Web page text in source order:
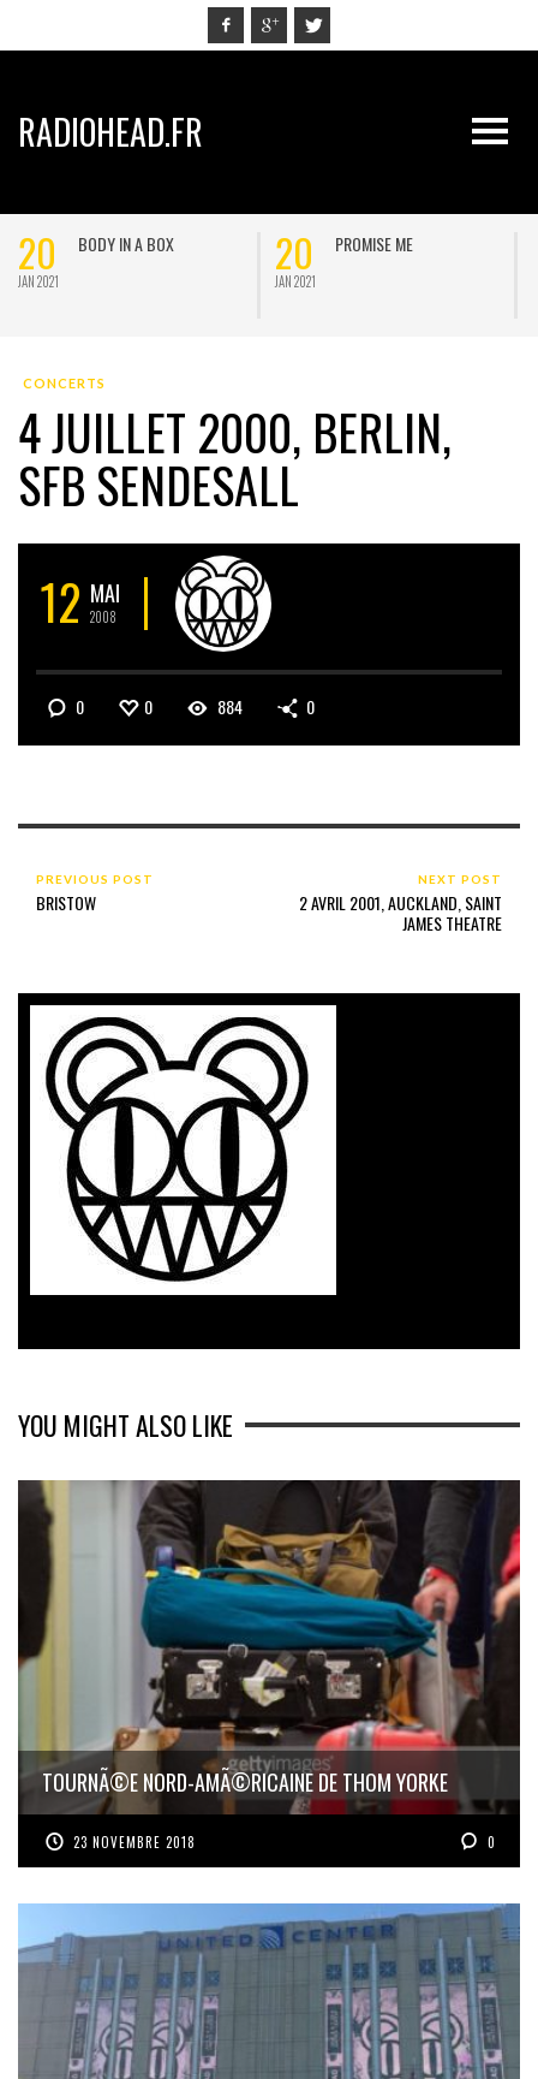
RADIOHEAD.FR
20
JAN 2021
BODY IN A BOX 20
JAN 2021
PROMISE ME
CONCERTS
4 JUILLET 2000, BERLIN,
SFB SENDESALL
12 MAI
2008
0 0 884 0
PREVIOUS POST
BRISTOW
NEXT POST
2 AVRIL 2001, AUCKLAND, SAINT
JAMES THEATRE
YOU MIGHT ALSO LIKE
TOURNÃ©E NORD-AMÃ©RICAINE DE THOM YORKE
23 NOVEMBRE 2018 0